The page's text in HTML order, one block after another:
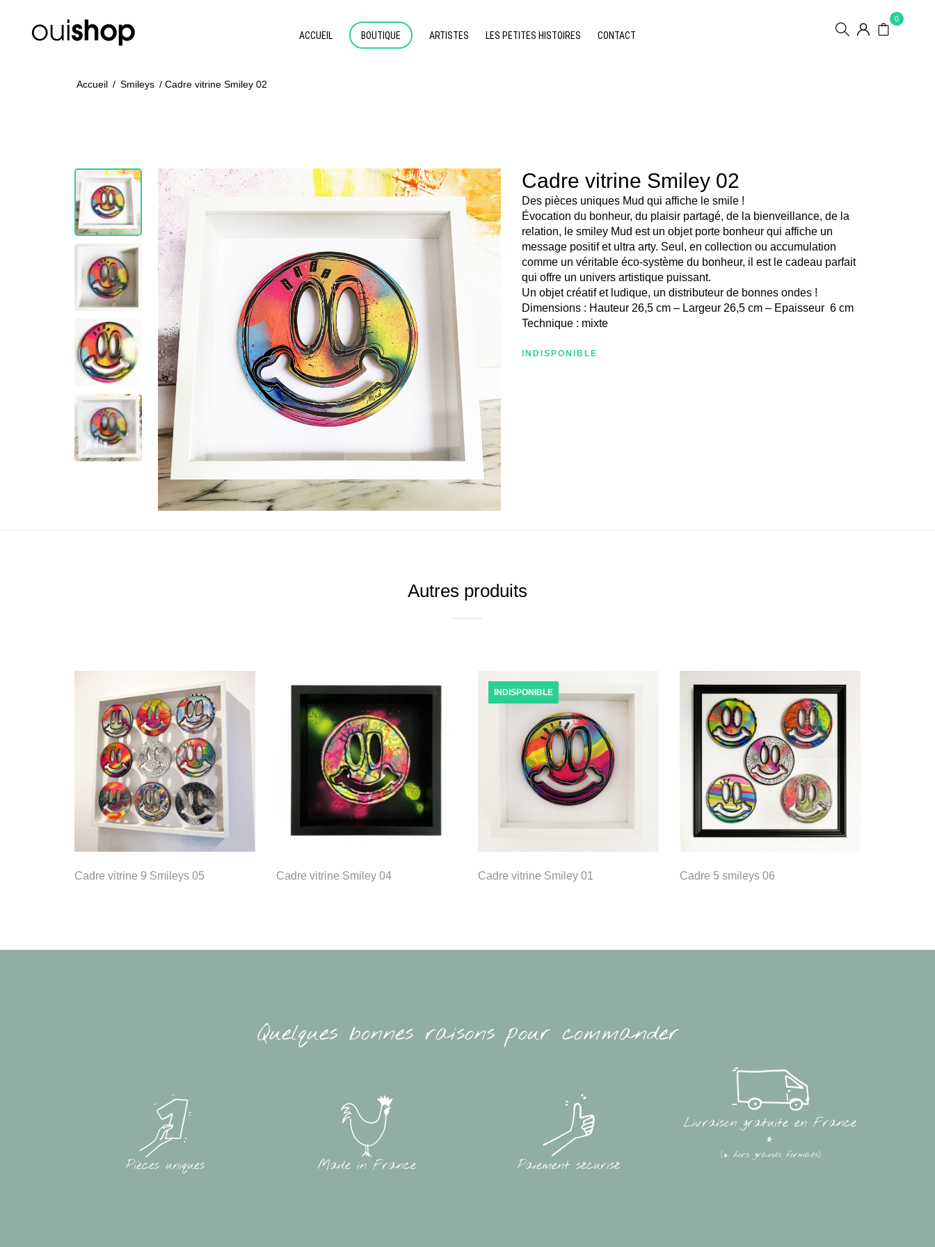
ACCUEIL BOUTIQUE ARTISTES LES PETITES HISTOIRES CONTACT
0
Accueil / Smileys / Cadre vitrine Smiley 02
Cadre vitrine Smiley 02
Des pièces uniques Mud qui affiche le smile !
Évocation du bonheur, du plaisir partagé, de la bienveillance, de la
relation, le smiley Mud est un objet porte bonheur qui affiche un
message positif et ultra arty. Seul, en collection ou accumulation
comme un véritable éco-système du bonheur, il est le cadeau parfait
qui offre un univers artistique puissant.
Un objet créatif et ludique, un distributeur de bonnes ondes !
Dimensions : Hauteur 26,5 cm – Largeur 26,5 cm – Epaisseur 6 cm
Technique : mixte
INDISPONIBLE
Autres produits
Cadre vitrine 9 Smileys 05 Cadre vitrine Smiley 04
INDISPONIBLE
Cadre vitrine Smiley 01 Cadre 5 smileys 06
Quelques bonnes raisons pour commander
Pièces uniques Made in France Paiement sécurisé
Livraison gratuite en France
*
(* hors grands formats)